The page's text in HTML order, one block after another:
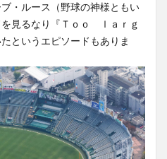
・ルース（野球の神様ともい
見るなり『Ｔｏｏ ｌａｒｇ
というエピソードもありま